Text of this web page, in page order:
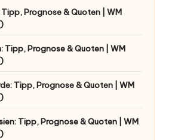
Prognose & Quoten | WM
Tipp, Prognose & Quoten | WM
Tipp, Prognose & Quoten | WM
Tipp, Prognose & Quoten | WM